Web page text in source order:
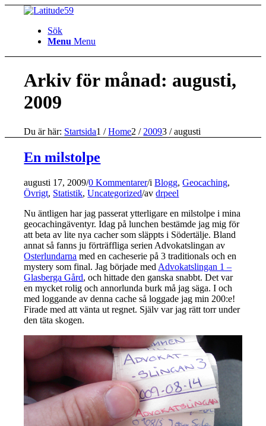
Sök
Menu Menu
Arkiv för månad: augusti,
2009
Du är här: Startsida1 / Home2 / 20093 / augusti
En milstolpe
augusti 17, 2009/0 Kommentarer/iBlogg,Geocaching,
Övrigt, Statistik,Uncategorized/avdrpeel
Nu äntligen har jag passerat ytterligare en milstolpe i mina
geocachingäventyr. Idag på lunchen bestämde jag mig för
att beta av lite nya cacher som släppts i Södertälje. Bland
annat så fanns ju förträffliga serien Advokatslingan av
Osterlundarna med en cacheserie på 3 traditionals och en
mystery som final. Jag började med Advokatslingan 1 –
Glasberga Gård, och hittade den ganska snabbt. Det var
en mycket rolig och annorlunda burk må jag säga. I och
med loggande av denna cache så loggade jag min 200:e!
Firade med att vänta ut regnet. Själv var jag rätt torr under
den täta skogen.